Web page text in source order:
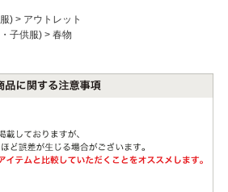
)> アウトレット
子供服)> 春物